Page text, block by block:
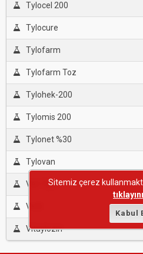
Tylocel 200
Tylocure
Tylofarm
Tylofarm Toz
Tylohek-200
Tylomis 200
Tylonet %30
Tylovan
Vet-Tylo
Vetil
Vitaylozin
Sitemiz çerez
Kabul